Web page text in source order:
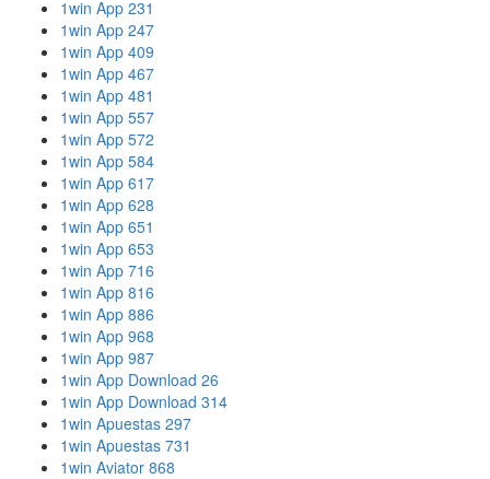
1win App 231
1win App 247
1win App 409
1win App 467
1win App 481
1win App 557
1win App 572
1win App 584
1win App 617
1win App 628
1win App 651
1win App 653
1win App 716
1win App 816
1win App 886
1win App 968
1win App 987
1win App Download 26
1win App Download 314
1win Apuestas 297
1win Apuestas 731
1win Aviator 868